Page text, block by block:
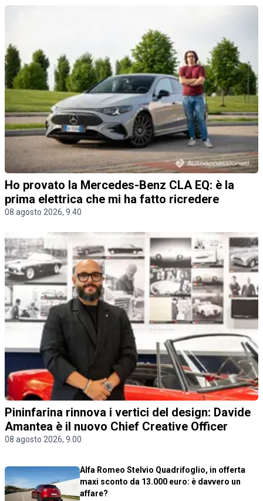
Ho provato la Mercedes-Benz CLA EQ: è la
prima elettrica che mi ha fatto ricredere
08 agosto 2026, 9.40
Pininfarina rinnova i vertici del design: Davide
Amantea è il nuovo Chief Creative Officer
08 agosto 2026, 9.00
Alfa Romeo Stelvio Quadrifoglio, in offerta
maxi sconto da 13.000 euro: è davvero un
affare?